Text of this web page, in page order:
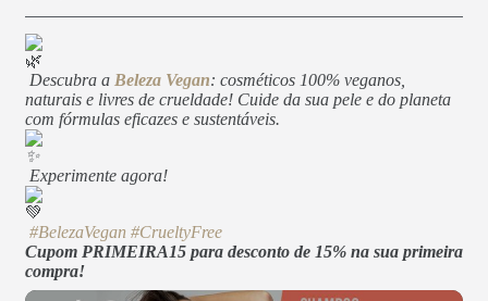
Descubra a Beleza Vegan: cosméticos 100% veganos,
naturais e livres de crueldade! Cuide da sua pele e do planeta
com fórmulas eficazes e sustentáveis.
Experimente agora!
#BelezaVegan #CrueltyFree
Cupom PRIMEIRA15 para desconto de 15% na sua primeira
compra!